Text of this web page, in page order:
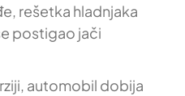
rešetka hladnjaka
postigao jači
automobil dobija